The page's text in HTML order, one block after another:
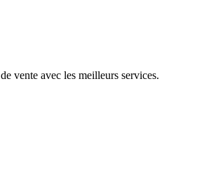
de vente avec les meilleurs services.